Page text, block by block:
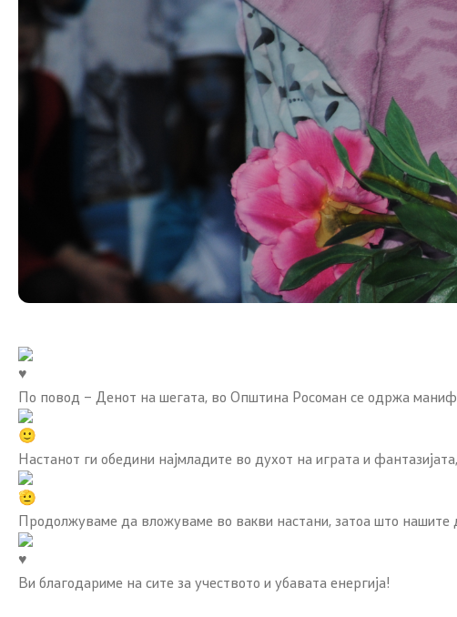
По повод – Денот на шегата, во Општина Росоман се одржа
Настанот ги обедини најмладите во духот на играта и
Продолжуваме да вложуваме во вакви настани, затоа што нашите
Ви благодариме на сите за учеството и убавата енергија!